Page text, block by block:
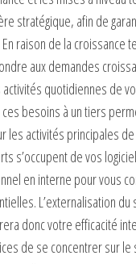
stratégique, afin de
raison de la croissance
aux demandes
quotidiennes de
ces besoins à un tiers
les activités principales
s’occupent de vos
en interne pour vous
L’externalisation
donc votre efficacité
de se concentrer sur le